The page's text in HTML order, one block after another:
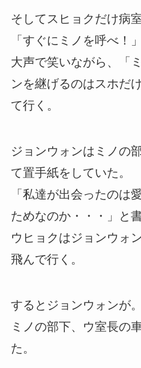
そしてスヒョクだけ病
「すぐにミノを呼べ！
大声で笑いながら、「
ンを継げるのはスホだ
て行く。
ジョンウォンはミノの
て置手紙をしていた。
「私達が出会ったのは
ためなのか・・・」と
ウヒョクはジョンウォ
飛んで行く。
するとジョンウォンが。
ミノの部下、ウ室長の
た。